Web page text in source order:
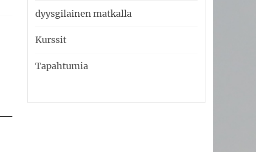
dyysgilainen matkalla
Kurssit
Tapahtumia